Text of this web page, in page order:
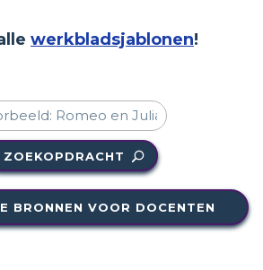
werkbladsjablonen!
ZOEKOPDRACHT
BRONNEN VOOR DOCENTEN